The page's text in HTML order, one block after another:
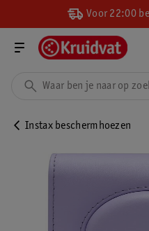
Voor 22:00
Instax beschermhoezen